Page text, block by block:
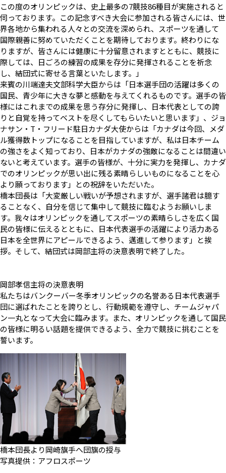
この度のオリンピックは、史上最多の7競技86種目が実施されると
伺っております。この記念すべき大会に参加される皆さんには、世
界各地から集われる人々との交流を深められ、スポーツを通して
国際親善に努めていただくことを期待しております。終わりにな
りますが、皆さんには健康に十分留意されますとともに、競技に
際しては、日ごろの練習の成果を存分に発揮されることを祈念
し、結団式に寄せる言葉といたします。」
来賓の川端達夫文部科学大臣からは「日本選手団の活躍は多くの
国民、青少年に大きな夢と感動を与えてくれるものです。選手の皆
様にはこれまでの成果を思う存分に発揮し、日本代表としての誇
りと自覚を持ってベストを尽くしてもらいたいと思います」、ジョ
ナサン・T・フリード駐日カナダ大使からは「カナダは今回、メダ
ル獲得数トップになることを目指していますが、私は日本チーム
の強さをよく知っており、日本がカナダの強敵になることは間違い
ないと考えています。選手の皆様が、十分に実力を発揮し、カナダ
でのオリンピックが思い出に残る素晴らしいものになることを心
より願っております」との祝辞をいただいた。
橋本団長は「大変厳しい戦いが予想されますが、選手諸君は臆す
ることなく、自分を信じて集中して競技に臨むようお願いしま
す。我々はオリンピックを通してスポーツの素晴らしさを広く国
民の皆様に伝えるとともに、日本代表選手の活躍により活力ある
日本を全世界にアピールできるよう、邁進して参ります」と挨
拶。そして、結団式は岡部主将の決意表明で終了した。
岡部孝信主将の決意表明
私たちはバンクーバー冬季オリンピックの名誉ある日本代表選手
団に選ばれたことを誇りとし、行動規範を遵守し、チームジャパ
ン一丸となって大会に臨みます。また、オリンピックを通して国民
の皆様に明るい話題を提供できるよう、全力で競技に挑むことを
誓います。
橋本団長より岡崎旗手へ団旗の授与
写真提供：アフロスポーツ